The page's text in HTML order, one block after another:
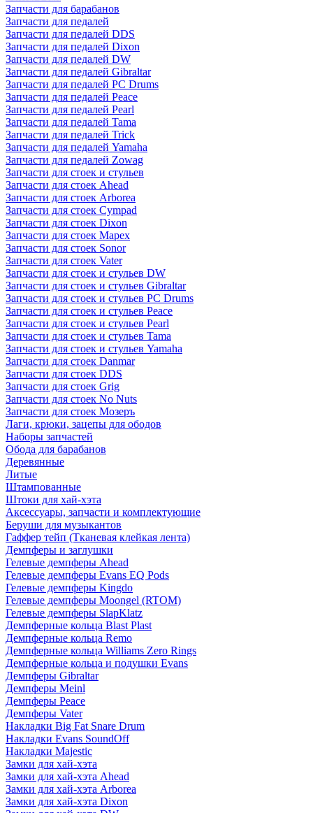
Запчасти для барабанов
Запчасти для педалей
Запчасти для педалей DDS
Запчасти для педалей Dixon
Запчасти для педалей DW
Запчасти для педалей Gibraltar
Запчасти для педалей PC Drums
Запчасти для педалей Peace
Запчасти для педалей Pearl
Запчасти для педалей Tama
Запчасти для педалей Trick
Запчасти для педалей Yamaha
Запчасти для педалей Zowag
Запчасти для стоек и стульев
Запчасти для стоек Ahead
Запчасти для стоек Arborea
Запчасти для стоек Cympad
Запчасти для стоек Dixon
Запчасти для стоек Mapex
Запчасти для стоек Sonor
Запчасти для стоек Vater
Запчасти для стоек и стульев DW
Запчасти для стоек и стульев Gibraltar
Запчасти для стоек и стульев PC Drums
Запчасти для стоек и стульев Peace
Запчасти для стоек и стульев Pearl
Запчасти для стоек и стульев Tama
Запчасти для стоек и стульев Yamaha
Запчасти для стоек Danmar
Запчасти для стоек DDS
Запчасти для стоек Grig
Запчасти для стоек No Nuts
Запчасти для стоек Мозеръ
Лаги, крюки, зацепы для ободов
Наборы запчастей
Обода для барабанов
Деревянные
Литые
Штампованные
Штоки для хай-хэта
Аксессуары, запчасти и комплектующие
Беруши для музыкантов
Гаффер тейп (Тканевая клейкая лента)
Демпферы и заглушки
Гелевые демпферы Ahead
Гелевые демпферы Evans EQ Pods
Гелевые демпферы Kingdo
Гелевые демпферы Moongel (RTOM)
Гелевые демпферы SlapKlatz
Демпферные кольца Blast Plast
Демпферные кольца Remo
Демпферные кольца Williams Zero Rings
Демпферные кольца и подушки Evans
Демпферы Gibraltar
Демпферы Meinl
Демпферы Peace
Демпферы Vater
Накладки Big Fat Snare Drum
Накладки Evans SoundOff
Накладки Majestic
Замки для хай-хэта
Замки для хай-хэта Ahead
Замки для хай-хэта Arborea
Замки для хай-хэта Dixon